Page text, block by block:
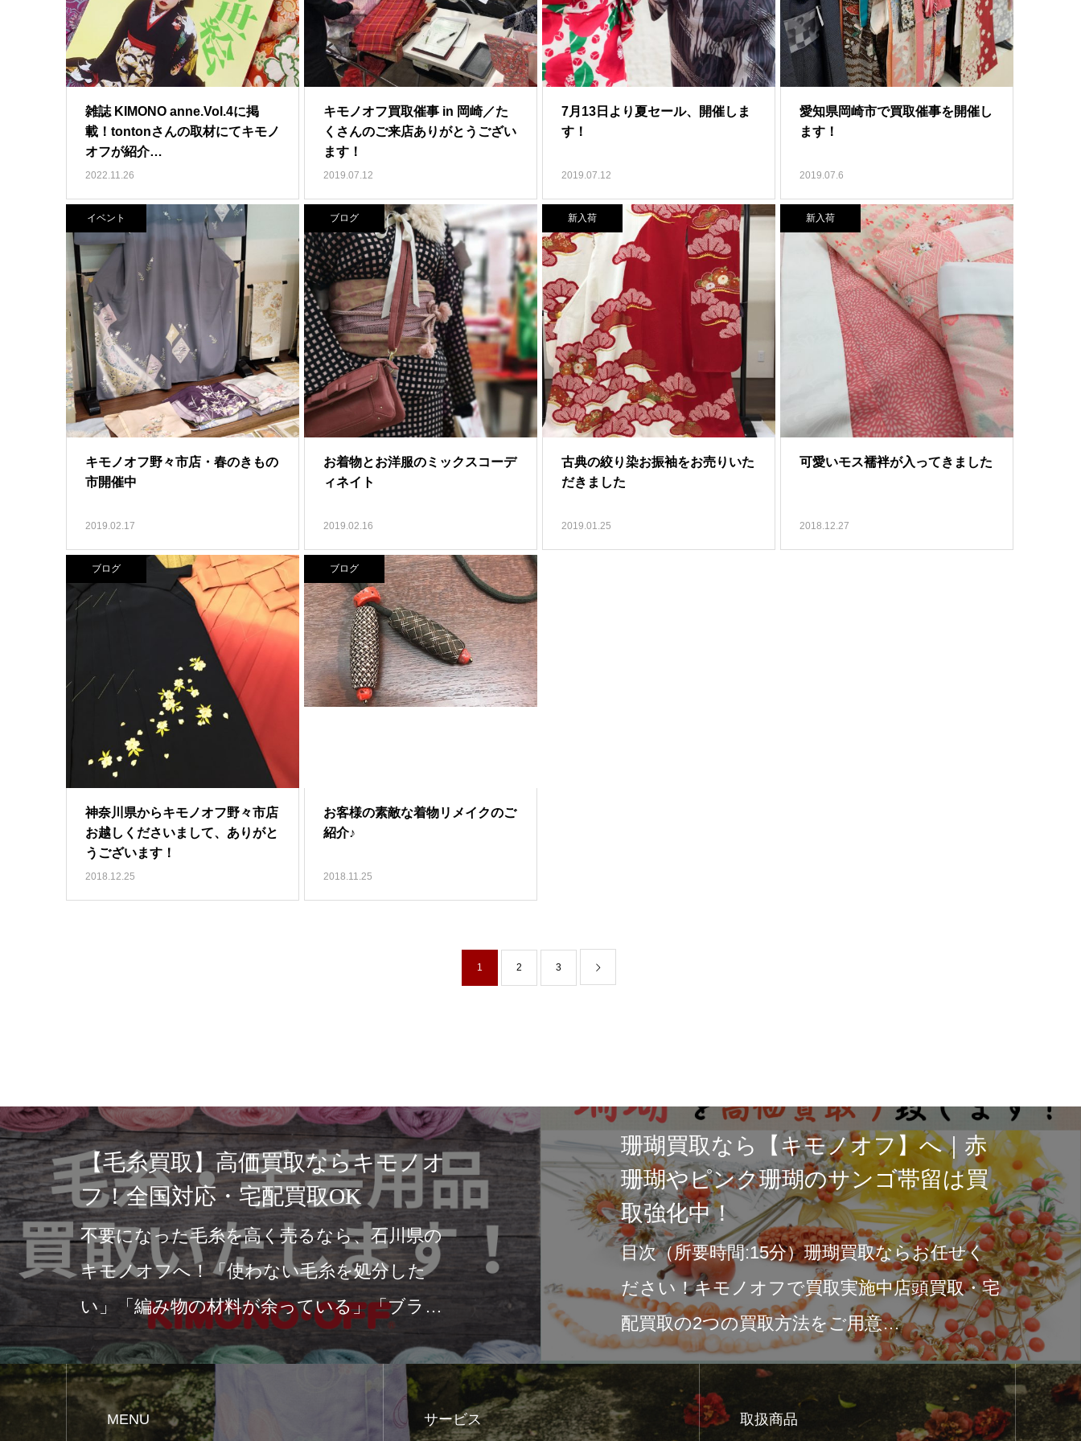
雑誌 KIMONO anne.Vol.4に掲
載！tontonさんの取材にてキモノ
オフが紹介…
2022.11.26
キモノオフ買取催事 in 岡崎／た
くさんのご来店ありがとうござい
ます！
2019.07.12
7月13日より夏セール、開催しま
す！
2019.07.12
愛知県岡崎市で買取催事を開催し
ます！
2019.07.6
イベント
キモノオフ野々市店・春のきもの
市開催中
2019.02.17
ブログ
お着物とお洋服のミックスコーデ
ィネイト
2019.02.16
新入荷
古典の絞り染お振袖をお売りいた
だきました
2019.01.25
新入荷
可愛いモス襦袢が入ってきました
2018.12.27
ブログ
神奈川県からキモノオフ野々市店
お越しくださいまして、ありがと
うございます！
2018.12.25
ブログ
お客様の素敵な着物リメイクのご
紹介♪
2018.11.25
1 2 3
石川県の着物専門店キモノオフで素
敵な着物を手に入れよう
みなさん、こんにちは！石川県には風情あふ
れる文化と伝統が息づいています。その中で
も、着物は特に美しさと歴史を感じさせる日
本の伝統文化です。…
ウールの着物を宅配買取で査定しま
す！買取対象ですので売ることがで
きます！
目次『ウール着物』の買取サービスで、大切な
着物を次の人へ宅配買取で手軽にウール着物を
売却しましょう！手軽で便利！…
MENU サービス 取扱商品